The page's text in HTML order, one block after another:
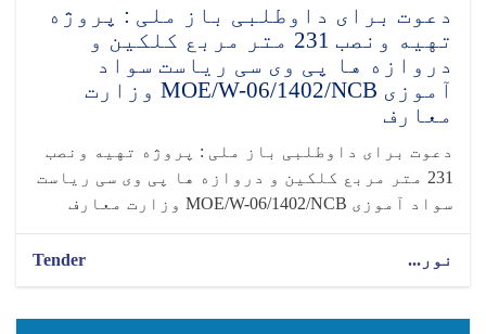
دعوت برای داوطلبی باز ملی : پروژه
تهیه ونصب 231 متر مربع کلکین و
دروازه ها پی وی سی ریاست سواد
آموزی MOE/W-06/1402/NCB وزارت
معارف
دعوت برای داوطلبی باز ملی : پروژه تهیه ونصب
231 متر مربع کلکین و دروازه ها پی وی سی ریاست
سواد آموزی MOE/W-06/1402/NCB وزارت معارف
نور... Tender